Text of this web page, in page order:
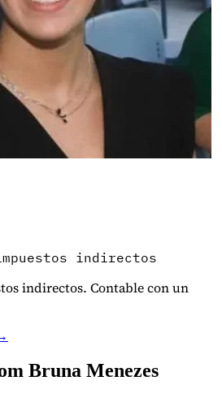
indirectos
indirectos. Contable con un
Bruna Menezes